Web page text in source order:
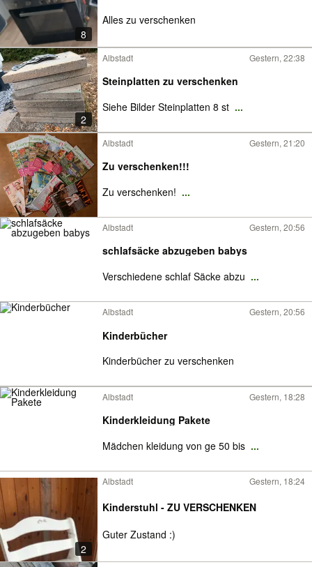
8
Alles zu verschenken
2
Albstadt Gestern, 22:38
Steinplatten zu verschenken
Siehe Bilder Steinplatten 8 st ...
Albstadt Gestern, 21:20
Zu verschenken!!!
Zu verschenken! ...
Albstadt Gestern, 20:56
schlafsäcke abzugeben babys
Verschiedene schlaf Säcke abzu ...
Albstadt Gestern, 20:56
Kinderbücher
Kinderbücher zu verschenken
Albstadt Gestern, 18:28
Kinderkleidung Pakete
Mädchen kleidung von ge 50 bis ...
2
Albstadt Gestern, 18:24
Kinderstuhl - ZU VERSCHENKEN
Guter Zustand :)